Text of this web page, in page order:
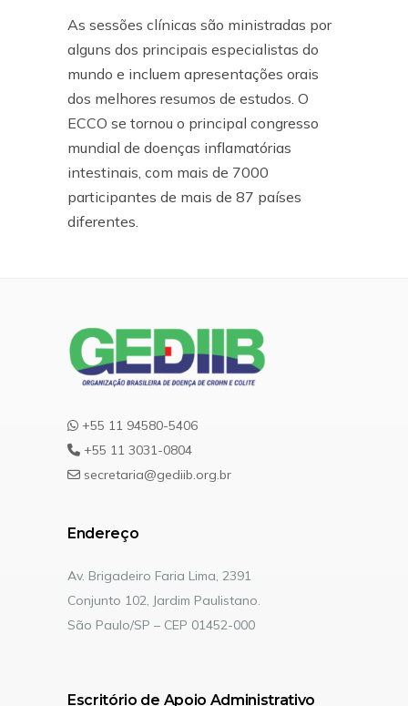
As sessões clínicas são ministradas por
alguns dos principais especialistas do
mundo e incluem apresentações orais
dos melhores resumos de estudos. O
ECCO se tornou o principal congresso
mundial de doenças inflamatórias
intestinais, com mais de 7000
participantes de mais de 87 países
diferentes.
+55 11 94580-5406
+55 11 3031-0804
secretaria@gediib.org.br
Endereço
Av. Brigadeiro Faria Lima, 2391
Conjunto 102, Jardim Paulistano.
São Paulo/SP – CEP 01452-000
Escritório de Apoio Administrativo